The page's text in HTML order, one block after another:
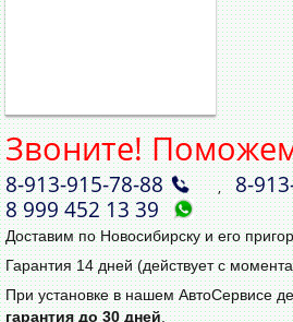
Звоните!
8‑913‑915‑78‑88 ,
8 999 452 13 39
Доставим по Новосибирску и его
Гарантия 14 дней (действует с
При установке в нашем АвтоСервисе
гарантия до 30 дней.